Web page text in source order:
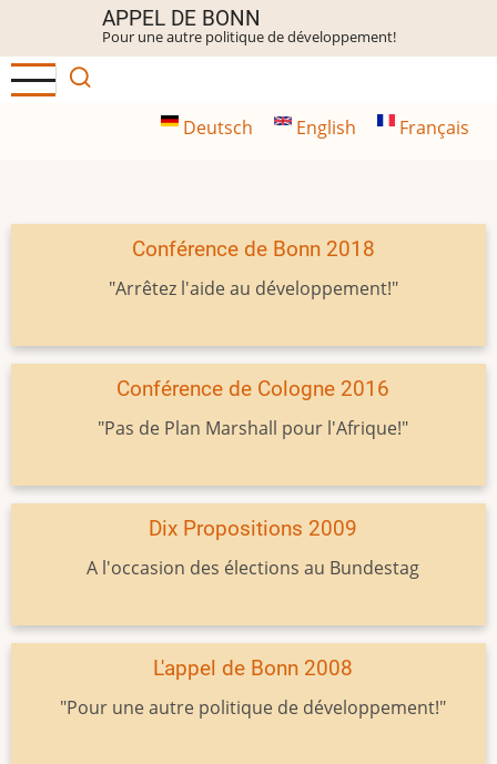
contenu
principal
APPEL DE BONN
Pour une autre politique de développement!
Deutsch English Français
Conférence de Bonn 2018
"Arrêtez l'aide au développement!"
Conférence de Cologne 2016
"Pas de Plan Marshall pour l'Afrique!"
Dix Propositions 2009
A l'occasion des élections au Bundestag
L'appel de Bonn 2008
"Pour une autre politique de développement!"